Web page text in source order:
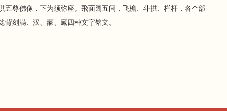
尊佛像，下为须弥座。飛面阔五间，飞檐、斗拱、栏杆，各个部
刻满、汉、蒙、藏四种文字铭文。